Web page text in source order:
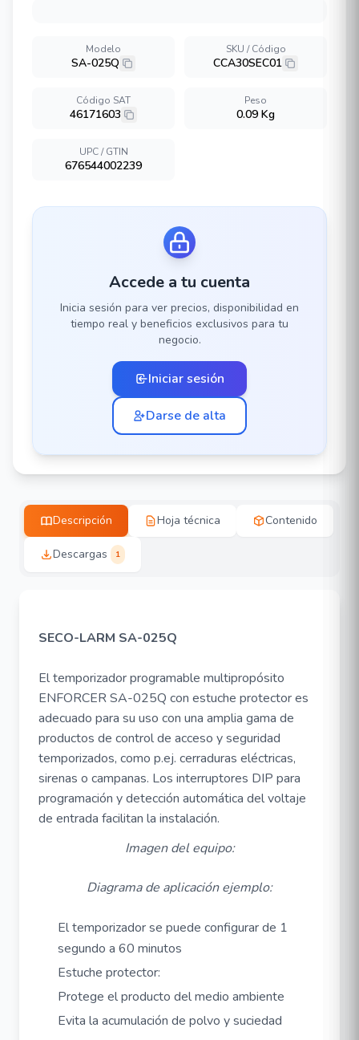
Modelo
SA-025Q
SKU / Código
CCA30SEC01
Código SAT
46171603
Peso
0.09 Kg
UPC / GTIN
676544002239
Accede a tu cuenta
Inicia sesión para ver precios, disponibilidad en
tiempo real y beneficios exclusivos para tu
negocio.
Iniciar sesión
Darse de alta
Descripción Hoja técnica Contenido
Descargas 1
SECO-LARM SA-025Q
El temporizador programable multipropósito
ENFORCER SA-025Q con estuche protector es
adecuado para su uso con una amplia gama de
productos de control de acceso y seguridad
temporizados, como p.ej. cerraduras eléctricas,
sirenas o campanas. Los interruptores DIP para
programación y detección automática del voltaje
de entrada facilitan la instalación.
Imagen del equipo:
Diagrama de aplicación ejemplo:
El temporizador se puede configurar de 1
segundo a 60 minutos
Estuche protector:
Protege el producto del medio ambiente
Evita la acumulación de polvo y suciedad